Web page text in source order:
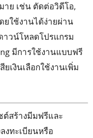
าย เช่น ตัดต่อวิดีโอ,
ยใช้งานได้ง่ายผ่าน
าวน์โหลดโปรแกรม
มีการใช้งานแบบฟรี
เงินเลือกใช้งานเพิ่ม
ต์สร้างมีมฟรีและ
งทะเบียนหรือ